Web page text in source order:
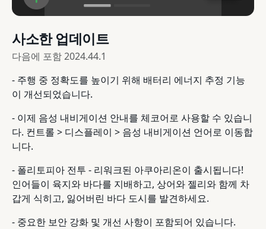
사소한 업데이트
다음에 포함2024.44.1
- 주행 중 정확도를 높이기 위해 배터리 에너지 추정 기능
이 개선되었습니다.
- 이제 음성 내비게이션 안내를 체코어로 사용할 수 있습니
다. 컨트롤 > 디스플레이 > 음성 내비게이션 언어로 이동합
니다.
- 폴리토피아 전투 - 리워크된 아쿠아리온이 출시됩니다!
인어들이 육지와 바다를 지배하고, 상어와 젤리와 함께 차
갑게 식히고, 잃어버린 바다 도시를 발견하세요.
- 중요한 보안 강화 및 개선 사항이 포함되어 있습니다.